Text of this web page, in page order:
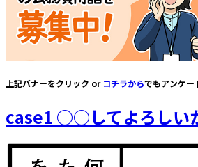
上記バナーをクリック or コチラからでもアンケー
case1 ○○してよろしい